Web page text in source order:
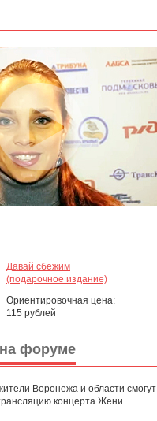
Давай сбежим
(подарочное издание)
Ориентировочная цена:
115 рублей
форуме
Воронежа и области смогут
концерта Жени